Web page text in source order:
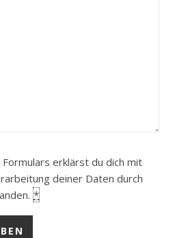
erklärst du dich mit
deiner Daten durch
*